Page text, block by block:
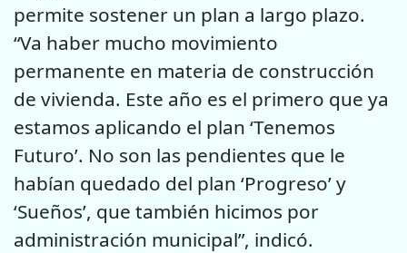
permite sostener un plan a largo plazo.
“Va haber mucho movimiento
permanente en materia de construcción
de vivienda. Este año es el primero que ya
estamos aplicando el plan ‘Tenemos
Futuro’. No son las pendientes que le
habían quedado del plan ‘Progreso’ y
‘Sueños’, que también hicimos por
administración municipal”, indicó.